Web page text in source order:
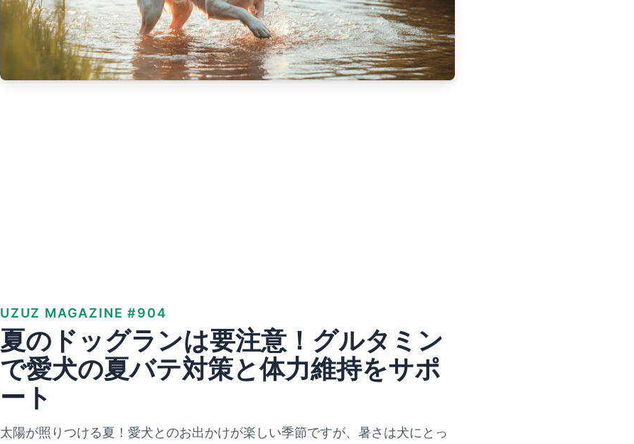
UZUZ MAGAZINE #904
夏のドッグランは要注意！グルタミン
で愛犬の夏バテ対策と体力維持をサポ
ート
太陽が照りつける夏！愛犬とのお出かけが楽しい季節ですが、暑さは犬にとっ